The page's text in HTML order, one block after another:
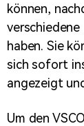
können,
haben. Sie
sich sofort
angezeigt
Um den